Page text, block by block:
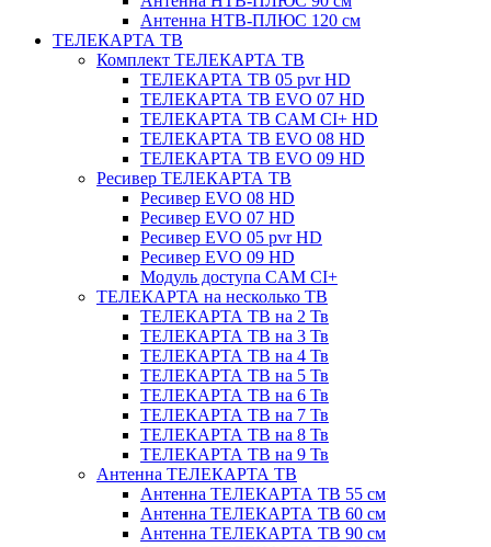
Антенна НТВ-ПЛЮС 120 см
ТЕЛЕКАРТА ТВ
Комплект ТЕЛЕКАРТА ТВ
ТЕЛЕКАРТА ТВ 05 pvr HD
ТЕЛЕКАРТА ТВ EVO 07 HD
ТЕЛЕКАРТА ТВ CAM CI+ HD
ТЕЛЕКАРТА ТВ EVO 08 HD
ТЕЛЕКАРТА ТВ EVO 09 HD
Ресивер ТЕЛЕКАРТА ТВ
Ресивер EVO 08 HD
Ресивер EVO 07 HD
Ресивер EVO 05 pvr HD
Ресивер EVO 09 HD
Модуль доступа CAM CI+
ТЕЛЕКАРТА на несколько ТВ
ТЕЛЕКАРТА ТВ на 2 Тв
ТЕЛЕКАРТА ТВ на 3 Тв
ТЕЛЕКАРТА ТВ на 4 Тв
ТЕЛЕКАРТА ТВ на 5 Тв
ТЕЛЕКАРТА ТВ на 6 Тв
ТЕЛЕКАРТА ТВ на 7 Тв
ТЕЛЕКАРТА ТВ на 8 Тв
ТЕЛЕКАРТА ТВ на 9 Тв
Антенна ТЕЛЕКАРТА ТВ
Антенна ТЕЛЕКАРТА ТВ 55 см
Антенна ТЕЛЕКАРТА ТВ 60 см
Антенна ТЕЛЕКАРТА ТВ 90 см